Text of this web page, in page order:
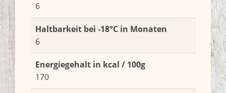
6
Haltbarkeit bei -18°C in Monaten
6
Energiegehalt in kcal / 100g
170